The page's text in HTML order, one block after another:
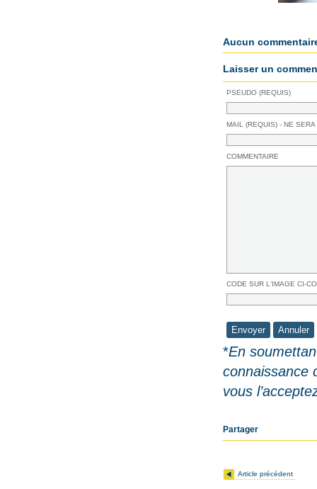
Aucun
Laisser un
PSEUDO (REQUIS)
MAIL (REQUIS) - NE
COMMENTAIRE
CODE SUR L'IMAGE CI-
*En
connaissance
vous
Partager
Article précédent